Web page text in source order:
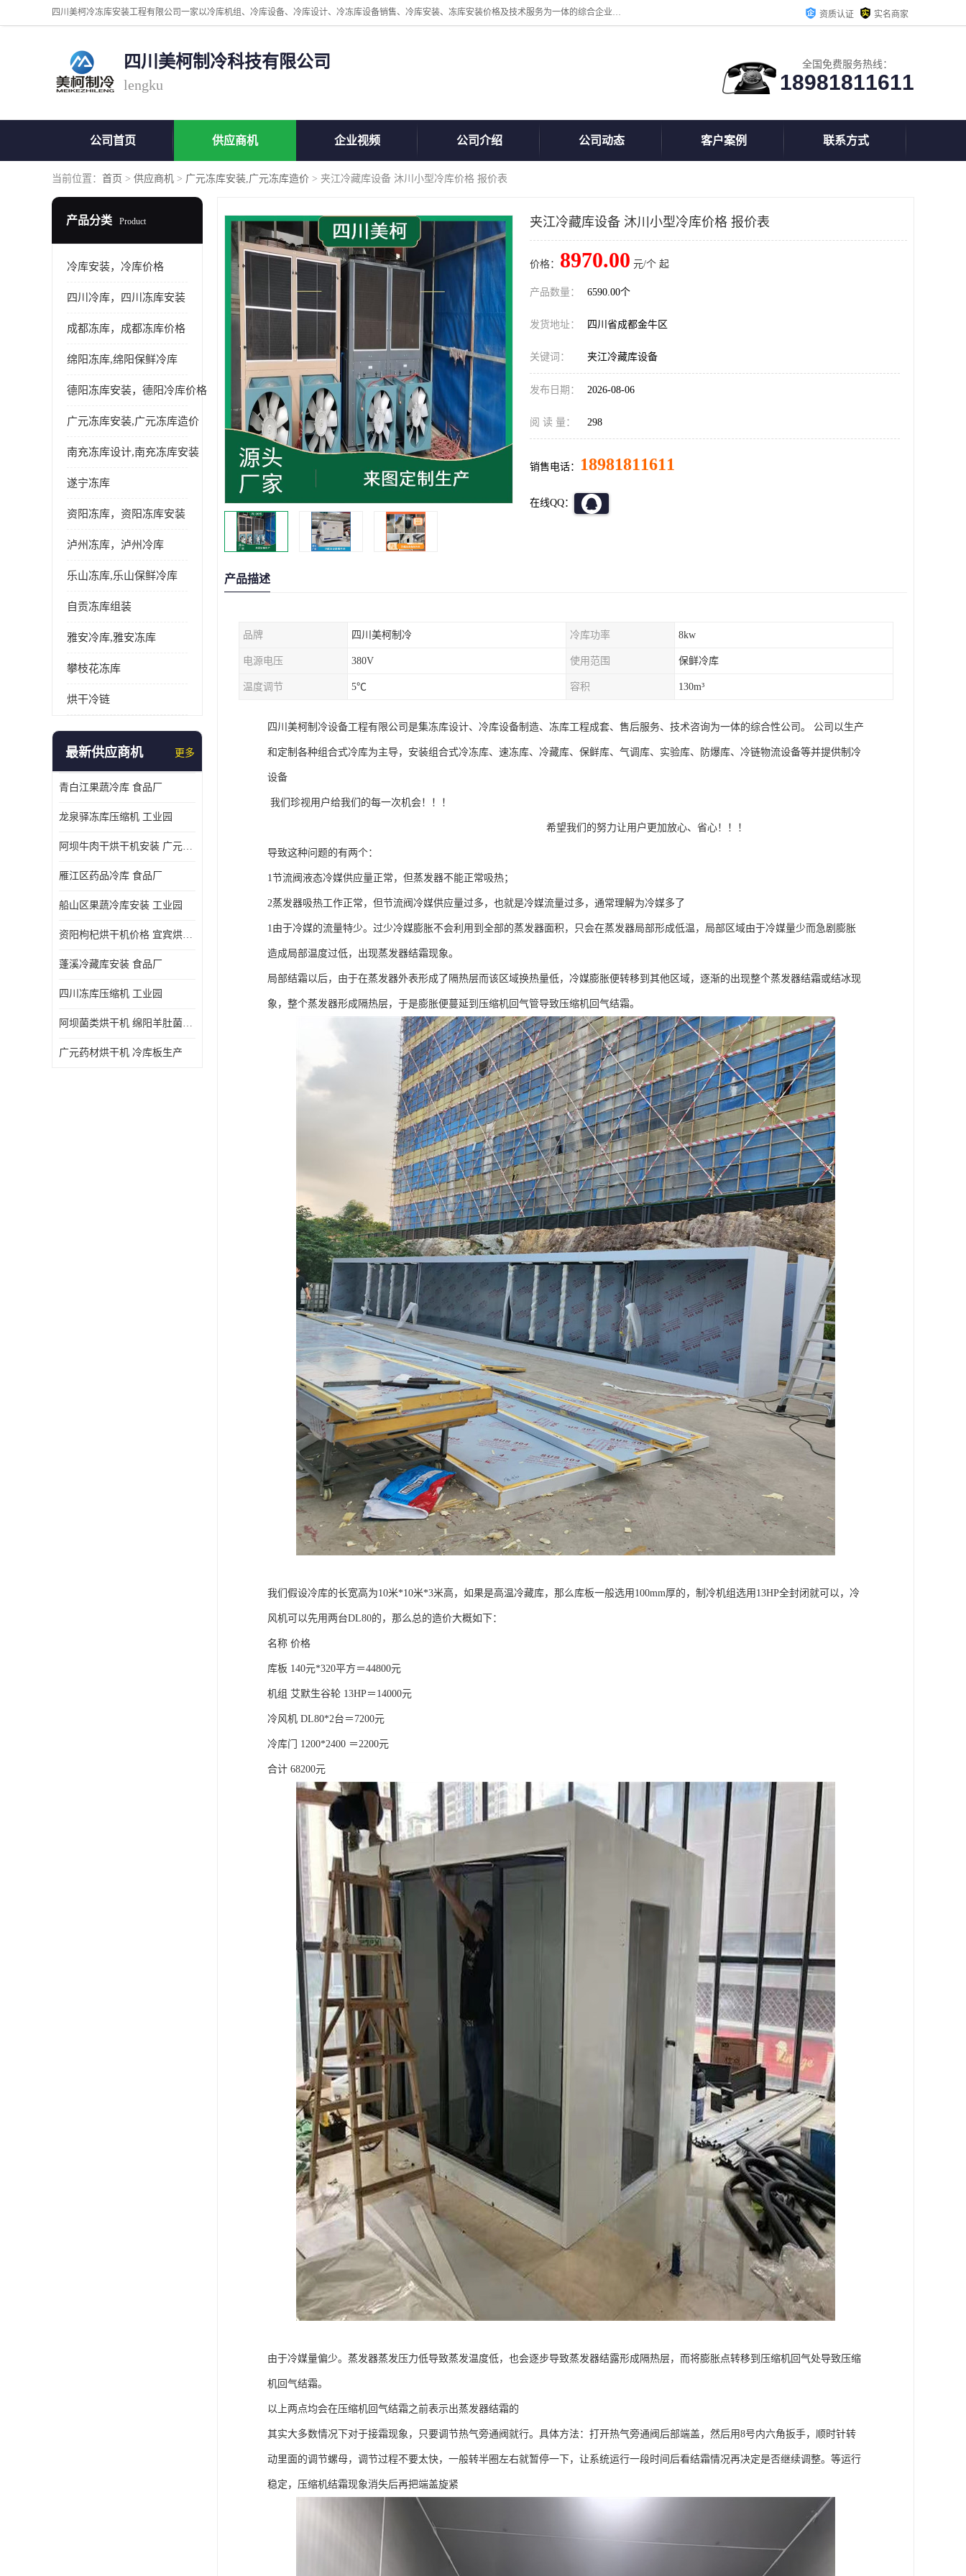
四川美柯冷冻库安装工程有限公司一家以冷库机组、冷库设备、冷库设计、冷冻库设备销售、冷库安装、冻库安装价格及技术服务为一体的综合企业，咨询热线：同等设备材料优惠10% 。公司各种类型安装组合式冷库、冷冻库、冷藏库、气调保鲜库、并提供成套设备供应、安装与调试、维护与维修、技术咨询、操作维修人员技术培训等 资质认证 实名商家
四川美柯制冷科技有限公司
lengku
全国免费服务热线：
18981811611
公司首页 供应商机 企业视频 公司介绍 公司动态 客户案例 联系方式
当前位置： 首页 > 供应商机 > 广元冻库安装,广元冻库造价 > 夹江冷藏库设备 沐川小型冷库价格 报价表
产品分类 Product
冷库安装，冷库价格
四川冷库，四川冻库安装
成都冻库，成都冻库价格
绵阳冻库,绵阳保鲜冷库
德阳冻库安装，德阳冷库价格
广元冻库安装,广元冻库造价
南充冻库设计,南充冻库安装
遂宁冻库
资阳冻库，资阳冻库安装
泸州冻库，泸州冷库
乐山冻库,乐山保鲜冷库
自贡冻库组装
雅安冷库,雅安冻库
攀枝花冻库
烘干冷链
最新供应商机 更多
青白江果蔬冷库 食品厂
龙泉驿冻库压缩机 工业园
阿坝牛肉干烘干机安装 广元牛肉干烘干机 安装造价
雁江区药品冷库 食品厂
船山区果蔬冷库安装 工业园
资阳枸杞烘干机价格 宜宾烘房价格 冷库板生产
蓬溪冷藏库安装 食品厂
四川冻库压缩机 工业园
阿坝菌类烘干机 绵阳羊肚菌烘干机安装 安装造价
广元药材烘干机 冷库板生产
夹江冷藏库设备 沐川小型冷库价格 报价表
价格： 8970.00 元/个 起
产品数量： 6590.00个
发货地址： 四川省成都金牛区
关键词： 夹江冷藏库设备
发布日期： 2026-08-06
阅 读 量： 298
销售电话： 18981811611
在线QQ：
产品描述
品牌 四川美柯制冷 冷库功率 8kw
电源电压 380V 使用范围 保鲜冷库
温度调节 5℃ 容积 130m³
四川美柯制冷设备工程有限公司是集冻库设计、冷库设备制造、冻库工程成套、售后服务、技术咨询为一体的综合性公司。 公司以生产
和定制各种组合式冷库为主导，安装组合式冷冻库、速冻库、冷藏库、保鲜库、气调库、实验库、防爆库、冷链物流设备等并提供制冷
设备
我们珍视用户给我们的每一次机会！！！
希望我们的努力让用户更加放心、省心！！！
导致这种问题的有两个：
1节流阀液态冷媒供应量正常，但蒸发器不能正常吸热；
2蒸发器吸热工作正常，但节流阀冷媒供应量过多，也就是冷媒流量过多，通常理解为冷媒多了
1由于冷媒的流量特少。过少冷媒膨胀不会利用到全部的蒸发器面积，只会在蒸发器局部形成低温，局部区域由于冷媒量少而急剧膨胀
造成局部温度过低，出现蒸发器结霜现象。
局部结霜以后，由于在蒸发器外表形成了隔热层而该区域换热量低，冷媒膨胀便转移到其他区域，逐渐的出现整个蒸发器结霜或结冰现
象，整个蒸发器形成隔热层，于是膨胀便蔓延到压缩机回气管导致压缩机回气结霜。
我们假设冷库的长宽高为10米*10米*3米高，如果是高温冷藏库，那么库板一般选用100mm厚的，制冷机组选用13HP全封闭就可以，冷
风机可以先用两台DL80的，那么总的造价大概如下：
名称 价格
库板 140元*320平方＝44800元
机组 艾默生谷轮 13HP＝14000元
冷风机 DL80*2台＝7200元
冷库门 1200*2400 ＝2200元
合计 68200元
由于冷媒量偏少。蒸发器蒸发压力低导致蒸发温度低，也会逐步导致蒸发器结露形成隔热层，而将膨胀点转移到压缩机回气处导致压缩
机回气结霜。
以上两点均会在压缩机回气结霜之前表示出蒸发器结霜的
其实大多数情况下对于接霜现象，只要调节热气旁通阀就行。具体方法：打开热气旁通阀后部端盖，然后用8号内六角扳手，顺时针转
动里面的调节螺母，调节过程不要太快，一般转半圈左右就暂停一下，让系统运行一段时间后看结霜情况再决定是否继续调整。等运行
稳定，压缩机结霜现象消失后再把端盖旋紧